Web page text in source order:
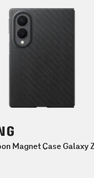
Magnet Case Galaxy